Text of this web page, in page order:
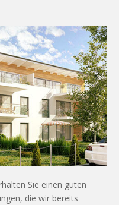
Sie einen guten
die wir bereits